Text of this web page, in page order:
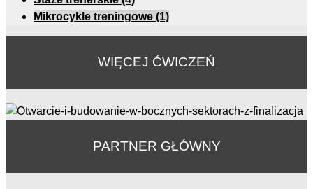
Mikrocykle treningowe (1)
WIĘCEJ ĆWICZEŃ
PARTNER GŁÓWNY